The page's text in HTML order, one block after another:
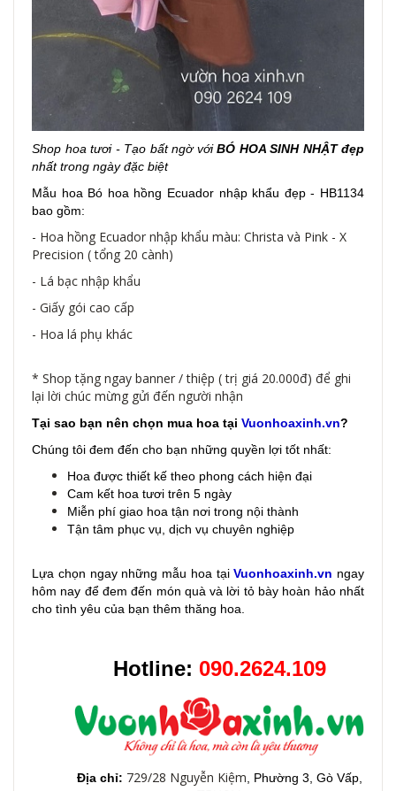
Shop hoa tươi - Tạo bất ngờ vớiBÓ HOA SINH NHẬT đẹp
nhất trong ngày đặc biệt
Mẫu hoa Bó hoa hồng Ecuador nhập khẩu đẹp - HB1134
bao gồm:
- Hoa hồng Ecuador nhập khẩu màu: Christa và Pink - X
Precision ( tổng 20 cành)
- Lá bạc nhập khẩu
- Giấy gói cao cấp
- Hoa lá phụ khác
* Shop tặng ngay banner / thiệp ( trị giá 20.000đ) để ghi
lại lời chúc mừng gửi đến người nhận
Tại sao bạn nên chọn mua hoa tại Vuonhoaxinh.vn?
Chúng tôi đem đến cho bạn những quyền lợi tốt nhất:
Hoa được thiết kế theo phong cách hiện đại
Cam kết hoa tươi trên 5 ngày
Miễn phí giao hoa tận nơi trong nội thành
Tận tâm phục vụ, dịch vụ chuyên nghiệp
Lựa chọn ngay những mẫu hoa tạiVuonhoaxinh.vn ngay
hôm nay để đem đến món quà và lời tỏ bày hoàn hảo nhất
cho tình yêu của bạn thêm thăng hoa.
Hotline: 090.2624.109
Địa chỉ: 729/28 Nguyễn Kiệm , Phường 3, Gò Vấp,